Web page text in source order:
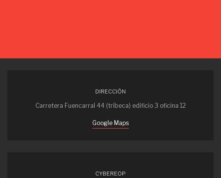
DIRECCIÓN
Carretera Fuencarral 44 (tribeca) edificio 3 oficina 12
Google Maps
CYBEREOP